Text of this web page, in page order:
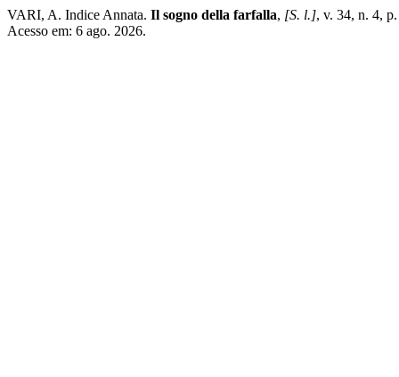
VARI, A. Indice Annata. Il sogno della farfalla, [S. l.], v. 34, n. 4,
Acesso em: 6 ago. 2026.